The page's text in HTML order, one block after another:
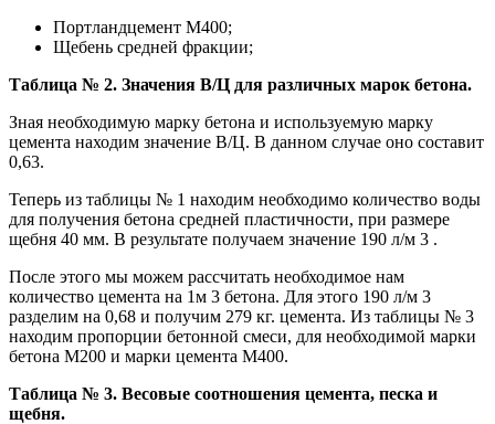
Портландцемент М400;
Щебень средней фракции;
Таблица № 2. Значения В/Ц для различных марок бетона.
Зная необходимую марку бетона и используемую марку
цемента находим значение В/Ц. В данном случае оно составит
0,63.
Теперь из таблицы № 1 находим необходимо количество воды
для получения бетона средней пластичности, при размере
щебня 40 мм. В результате получаем значение 190 л/м 3 .
После этого мы можем рассчитать необходимое нам
количество цемента на 1м 3 бетона. Для этого 190 л/м 3
разделим на 0,68 и получим 279 кг. цемента. Из таблицы № 3
находим пропорции бетонной смеси, для необходимой марки
бетона М200 и марки цемента М400.
Таблица № 3. Весовые соотношения цемента, песка и
щебня.